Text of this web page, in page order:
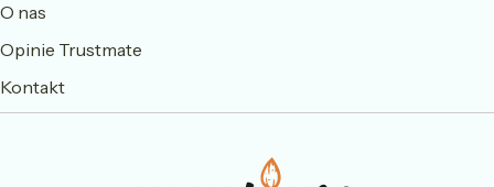
O nas
Opinie Trustmate
Kontakt